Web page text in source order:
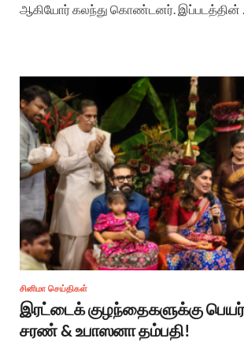
ஆகியோர் கலந்து கொண்டனர். இப்படத்தின் …
சினிமா செய்திகள்
இரட்டைக் குழந்தைகளுக்கு பெயர்
சரண் & உபாஸனா தம்பதி!